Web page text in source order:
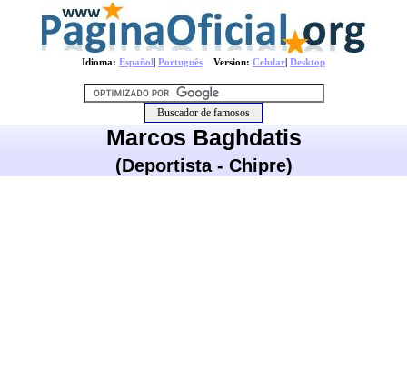
Idioma: Español| Português Version: Celular| Desktop
Marcos Baghdatis
(Deportista - Chipre)